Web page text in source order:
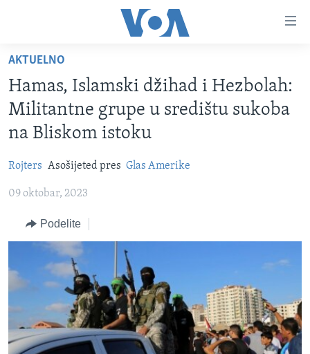
glavni
sadržaj
Idi
na
glavnu
Idi
na
RUBRIKE
AMERIKA
GLOBALNE TEME
EKONOMIJA
NAUKA I TEHNOLOGIJA
MEDICINA
KULTURA
DRUŠTVO
SPORT
INTERVJU
TV PROGRAM
IZ AMERIKE
Learning English
PRATITE NAS
Jezici
AKTUELNO
Hamas, Islamski džihad i Hezbolah:
Militantne grupe u središtu sukoba
na Bliskom istoku
Rojters Asošijeted pres Glas Amerike
09 oktobar, 2023
Podelite